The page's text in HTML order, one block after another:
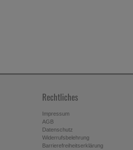
Rechtliches
Impressum
AGB
Datenschutz
Widerrufsbelehrung
Barrierefreiheitserklärung